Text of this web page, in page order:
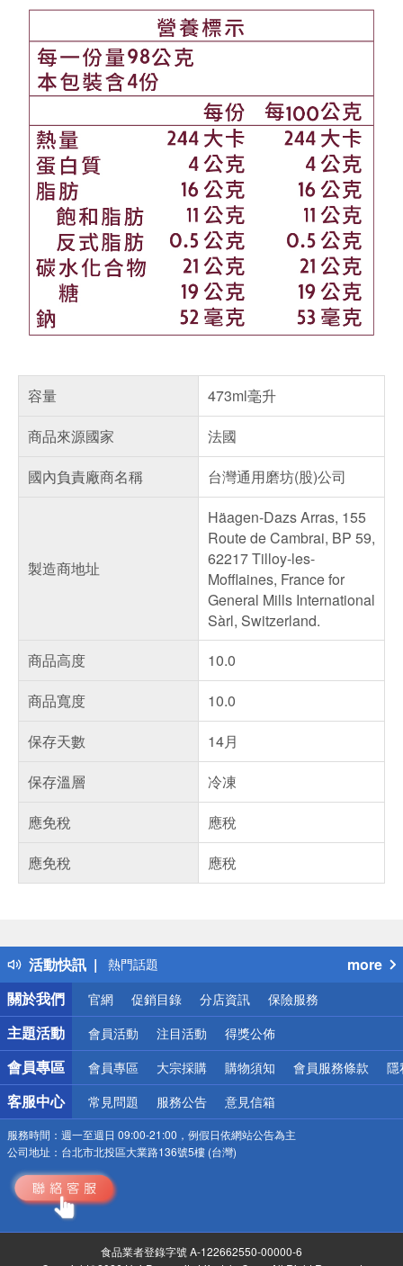
容量
473ml毫升
商品來源國家
法國
國內負責廠商名稱
台灣通用磨坊(股)公司
製造商地址
Häagen-Dazs Arras, 155
Route de Cambrai, BP 59,
62217 Tilloy-les-
Mofflaines, France for
General Mills International
Sàrl, Switzerland.
商品高度
10.0
商品寬度
10.0
保存天數
14月
保存溫層
冷凍
應免稅
應稅
應免稅
應稅
活動快訊
得獎公告
熱門話題
銀行優惠
偏遠地區配送
詐騙網頁！請小心！
more
關於我們
官網 促銷目錄 分店資訊 保險服務
主題活動 會員活動 注目活動 得獎公佈
會員專區 會員專區 大宗採購 購物須知 會員服務條款 隱
客服中心 常見問題 服務公告 意見信箱
服務時間： 週一至週日 09:00-21:00，例假日依網站公告為主
公司地址： 台北市北投區大業路136號5樓 (台灣)
食品業者登錄字號 A-122662550-00000-6